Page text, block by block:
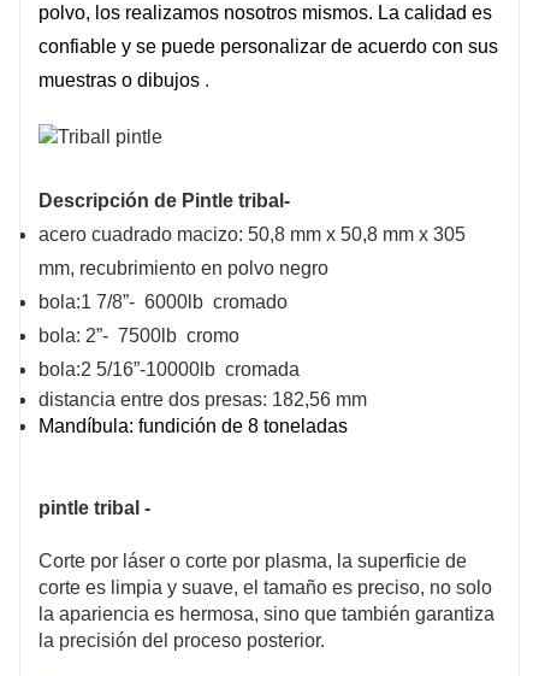
polvo, los realizamos nosotros mismos. La calidad es
confiable y se puede personalizar de acuerdo con sus
muestras o dibujos .
Descripción de Pintle tribal-
acero cuadrado macizo: 50,8 mm x 50,8 mm x 305
mm, recubrimiento en polvo negro
bola:1 7/8”- 6000lb cromado
bola: 2”- 7500lb cromo
bola:2 5/16”-10000lb cromada
distancia entre dos presas: 182,56 mm
Mandíbula: fundición de 8 toneladas
pintle tribal -
Corte por láser o corte por plasma, la superficie de
corte es limpia y suave, el tamaño es preciso, no solo
la apariencia es hermosa, sino que también garantiza
la precisión del proceso posterior.